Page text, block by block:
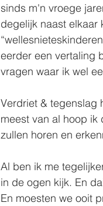
sinds m'n vroege
degelijk naast elkaar
eerder een vertaling
vragen waar ik wel
Verdriet & tegenslag
meest van al hoop
zullen horen en
Al ben ik me
in de ogen kijk. En
En moesten we ooit